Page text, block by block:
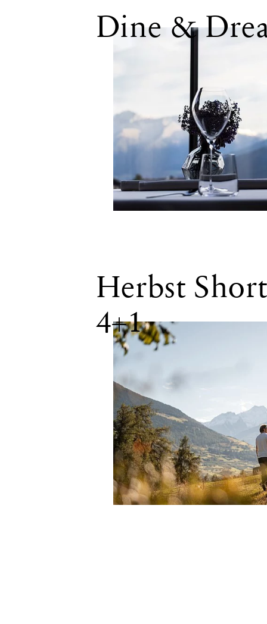
(Feiertage sind von
WEITERE
DETAILS
Dine &
20% Ermäßigung auf
Gourmetrestaurant
(geöffnet von
Übernachtung im
Reichhaltiges,
WEITERE
Herbst
4+1